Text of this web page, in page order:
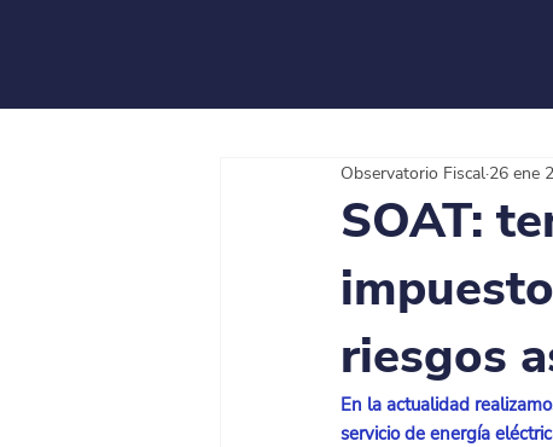
SOAT:
riesgos
Observatorio Fiscal 26 ene
En la actualidad
servicio de energía